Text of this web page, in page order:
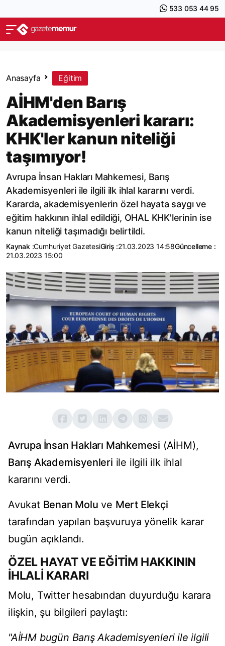
533 053 44 95
Anasayfa Eğitim
AİHM'den Barış
Akademisyenleri kararı:
KHK'ler kanun niteliği
taşımıyor!
Avrupa İnsan Hakları Mahkemesi, Barış
Akademisyenleri ile ilgili ilk ihlal kararını verdi.
Kararda, akademisyenlerin özel hayata saygı ve
eğitim hakkının ihlal edildiği, OHAL KHK'lerinin ise
kanun niteliği taşımadığı belirtildi.
Kaynak :Cumhuriyet GazetesiGiriş :21.03.2023 14:58Güncelleme :
21.03.2023 15:00
Avrupa İnsan Hakları Mahkemesi (AİHM),
Barış Akademisyenleri ile ilgili ilk ihlal
kararını verdi.
Avukat Benan Molu ve Mert Elekçi
tarafından yapılan başvuruya yönelik karar
bugün açıklandı.
ÖZEL HAYAT VE EĞİTİM HAKKININ
İHLALİ KARARI
Molu, Twitter hesabından duyurduğu karara
ilişkin, şu bilgileri paylaştı:
"AİHM bugün Barış Akademisyenleri ile ilgili